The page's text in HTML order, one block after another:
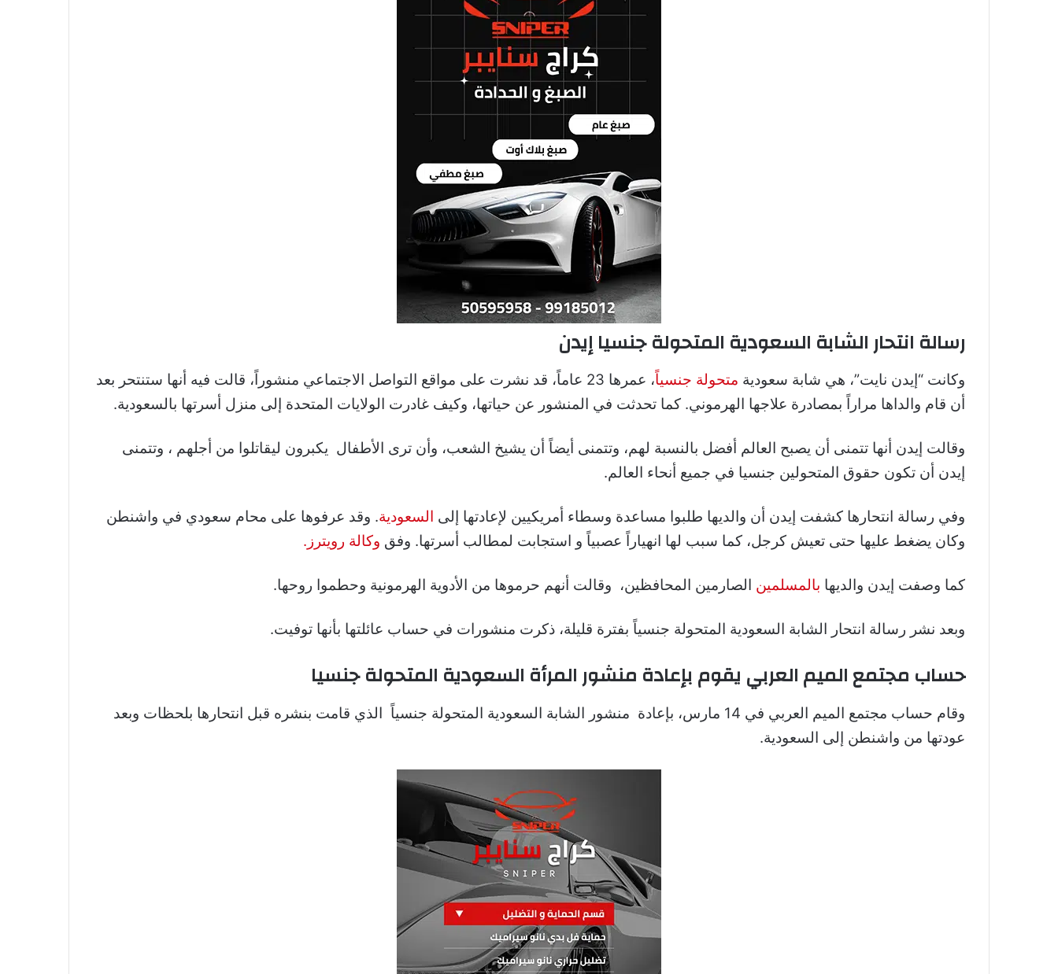
رسالة انتحار الشابة السعودية المتحولة جنسيا إيدن
وكانت “إيدن نايت”، هي شابة سعودية متحولة جنسياً
، عمرها 23 عاماً، قد نشرت على مواقع التواصل الاجتماعي منشوراً، قالت فيه أنها ستنتحر بعد
أن قام والداها مراراً بمصادرة علاجها الهرموني. كما تحدثت في المنشور عن حياتها، وكيف غادرت الولايات المتحدة إلى منزل أسرتها بالسعودية.
وقالت إيدن أنها تتمنى أن يصبح العالم أفضل بالنسبة لهم، وتتمنى أيضاً أن يشيخ الشعب، وأن ترى الأطفال يكبرون ليقاتلوا من أجلهم ، وتتمنى
إيدن أن تكون حقوق المتحولين جنسيا في جميع أنحاء العالم.
وفي رسالة انتحارها كشفت إيدن أن والديها طلبوا مساعدة وسطاء أمريكيين لإعادتها إلى السعودية. وقد عرفوها على محام سعودي في واشنطن
وكان يضغط عليها حتى تعيش كرجل، كما سبب لها انهياراً عصبياً و استجابت لمطالب أسرتها. وفق وكالة رويترز .
كما وصفت إيدن والديها بالمسلمين الصارمين المحافظين، وقالت أنهم حرموها من الأدوية الهرمونية وحطموا روحها.
وبعد نشر رسالة انتحار الشابة السعودية المتحولة جنسياً بفترة قليلة، ذكرت منشورات في حساب عائلتها بأنها توفيت.
حساب مجتمع الميم العربي يقوم بإعادة منشور المرأة السعودية المتحولة جنسيا
وقام حساب مجتمع الميم العربي في 14 مارس، بإعادة منشور الشابة السعودية المتحولة جنسياً
الذي قامت بنشره قبل انتحارها بلحظات وبعد
عودتها من واشنطن إلى السعودية.